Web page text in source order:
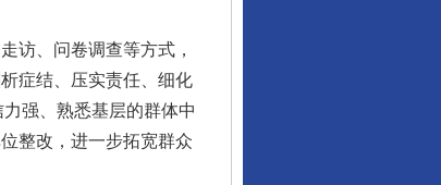
访、问卷调查等方式，
症结、压实责任、细化
强、熟悉基层的群体中
整改，进一步拓宽群众